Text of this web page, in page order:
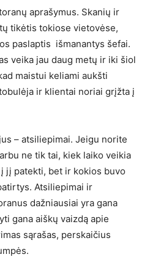
aprašymus. Skanių ir
tikėtis tokiose vietovėse,
paslaptis išmanantys šefai.
veika jau daug metų ir iki šiol
maistui keliami aukšti
ir klientai noriai grįžta į
– atsiliepimai. Jeigu norite
ne tik tai, kiek laiko veikia
jį patekti, bet ir kokios buvo
Atsiliepimai ir
dažniausiai yra gana
gana aiškų vaizdą apie
sąrašas, perskaičius